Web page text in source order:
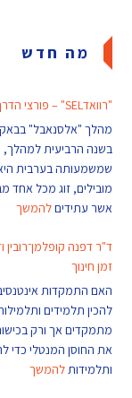
מה חדש
"רוואדSEL" – פורצי הדרך שמובילים את השינוי בבאקה אל-גרביה
מהלך "אלסנאבל"
בשנה הרביעית למהלך,
שמשמעותה בערבית
מובילים, זוג מכל
אשר עתידיםלהמשך
ד"ר דפנה
זמן חינוך
האם התמקדות
להכין תלמידים
מתמקדים אך ורק
את החוסן המנטלי כדי
ותלמידותלהמשך